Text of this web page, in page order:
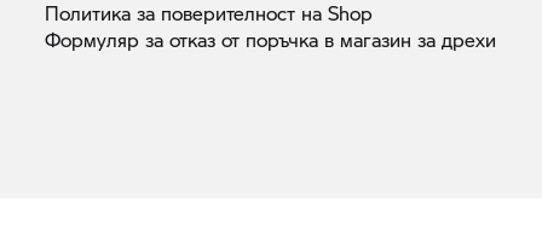
Политика за поверителност наShop
Формуляр за отказ от поръчка в магазин задрехи